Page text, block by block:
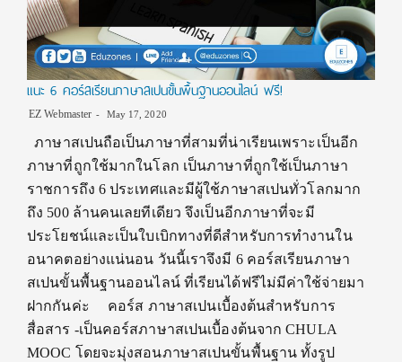
แนะ 6 คอร์สเรียนภาษาสเปนขั้นพื้นฐานออนไลน์ ฟรี!
EZ Webmaster May 17, 2020
ภาษาสเปนถือเป็นภาษาที่สามที่น่าเรียนเพราะเป็นอีก
ภาษาที่ถูกใช้มากในโลก เป็นภาษาที่ถูกใช้เป็นภาษา
ราชการถึง 6 ประเทศและมีผู้ใช้ภาษาสเปนทั่วโลกมาก
ถึง 500 ล้านคนเลยทีเดียว จึงเป็นอีกภาษาที่จะมี
ประโยชน์และเป็นใบเบิกทางที่ดีสำหรับการทำงานใน
อนาคตอย่างแน่นอน วันนี้เราจึงมี 6 คอร์สเรียนภาษา
สเปนขั้นพื้นฐานออนไลน์ ที่เรียนได้ฟรีไม่มีค่าใช้จ่ายมา
ฝากกันค่ะ คอร์ส ภาษาสเปนเบื้องต้นสำหรับการ
สื่อสาร -เป็นคอร์สภาษาสเปนเบื้องต้นจาก CHULA
MOOC โดยจะมุ่งสอนภาษาสเปนขั้นพื้นฐาน ทั้งรูป